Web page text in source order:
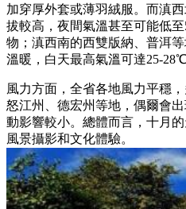
加穿厚外套或薄羽絨服。而滇
拔較高，夜間氣溫甚至可能低
物；滇西南的西雙版納、普洱
溫暖，白天最高氣溫可達25-
風力方面，全省各地風力平穩
怒江州、德宏州等地，偶爾會
動影響較小。總體而言，十月
風景攝影和文化體驗。